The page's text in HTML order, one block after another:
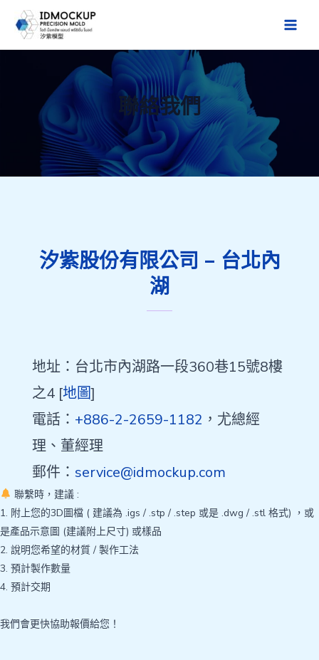
Main
聯絡我們
汐紫股份有限公司 – 台北內
湖
地址：台北市內湖路一段360巷15號8樓
之4 [地圖]
電話： +886-2-2659-1182 ，尤總經
理、董經理
郵件： service@idmockup.com
聯繫時，建議 :
1. 附上您的3D圖檔 ( 建議為 .igs / .stp / .step 或是 .dwg / .stl 格式) ，或
是產品示意圖 (建議附上尺寸) 或樣品
2. 說明您希望的材質 / 製作工法
3. 預計製作數量
4. 預計交期
我們會更快協助報價給您！